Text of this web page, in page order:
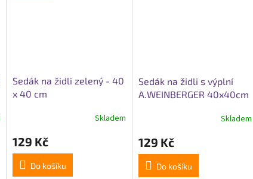
Sedák na židli zelený - 40
x 40 cm
Skladem
129 Kč
Do košíku
Sedák na židli s výplní
A.WEINBERGER 40x40cm
produktu
je
5,0
Skladem
129 Kč
Do košíku